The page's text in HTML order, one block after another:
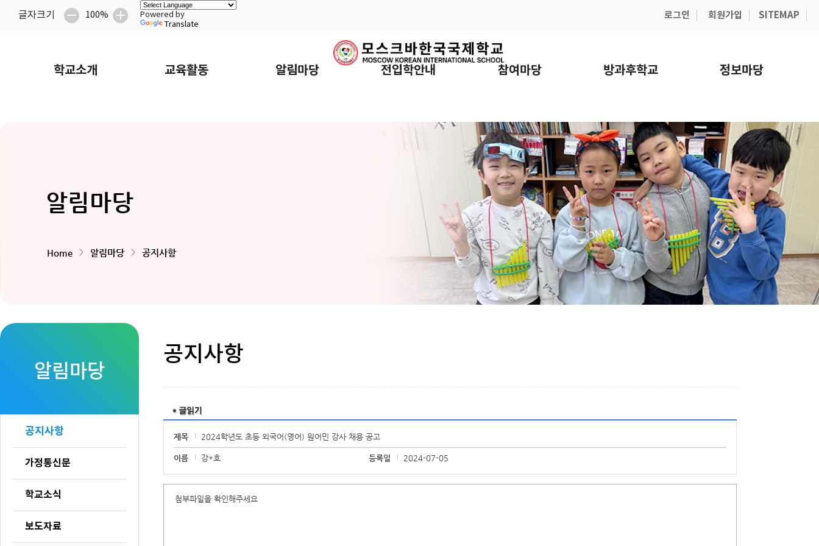
글자크기 100%
Powered by
Translate
로그인 회원가입 SITEMAP
학교소개 교육활동 알림마당 전입학안내 참여마당 방과후학교 정보마당
알림마당
Home > 알림마당 > 공지사항
알림마당
공지사항
가정통신문
학교소식
보도자료
공지사항
제목 2024학년도 초등 외국어(영어) 원어민 강사 채용 공고
이름 강*호 등록일 2024-07-05
첨부파일을 확인해주세요